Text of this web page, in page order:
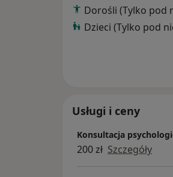
Dorośli (Tylko pod
Dzieci (Tylko pod
Usługi i ceny
Konsultacja
200 zł Szczegóły